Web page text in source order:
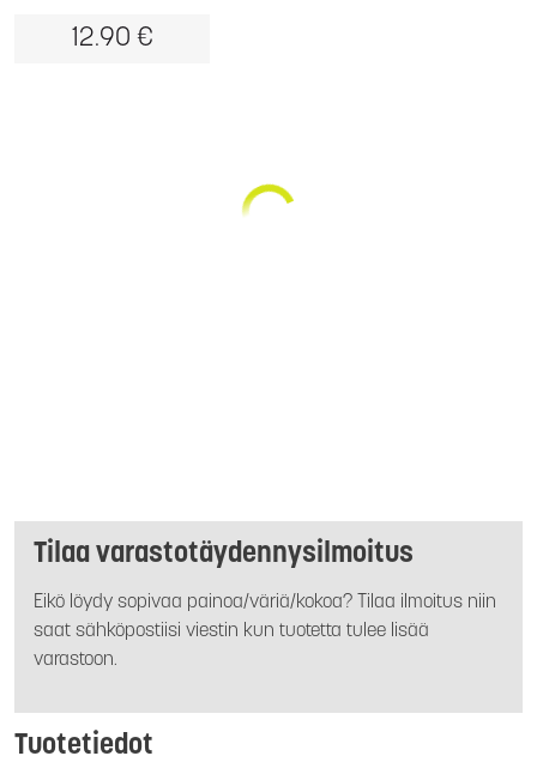
12.90 €
Tilaa varastotäydennysilmoitus
Eikö löydy sopivaa painoa/väriä/kokoa? Tilaa ilmoitus niin
saat sähköpostiisi viestin kun tuotetta tulee lisää
varastoon.
Tuotetiedot